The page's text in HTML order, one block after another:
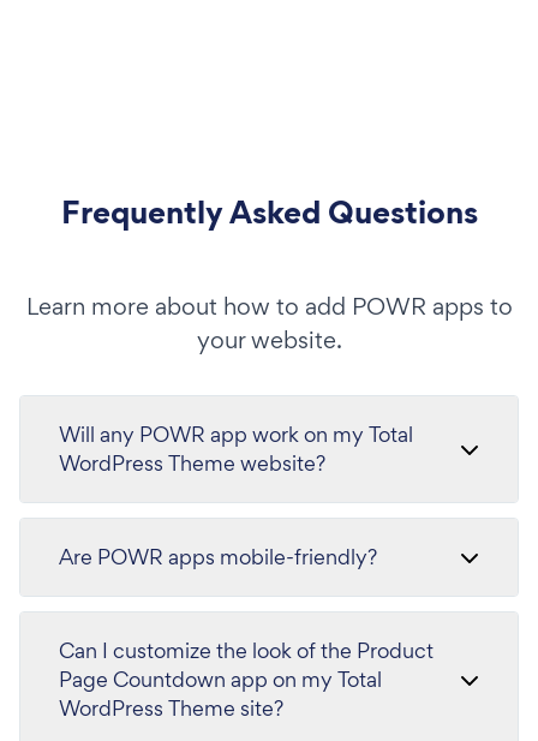
Frequently Asked Questions
Learn more about how to add POWR apps to
your website.
Will any POWR app work on my Total
WordPress Theme website?
Are POWR apps mobile-friendly?
Can I customize the look of the Product
Page Countdown app on my Total
WordPress Theme site?